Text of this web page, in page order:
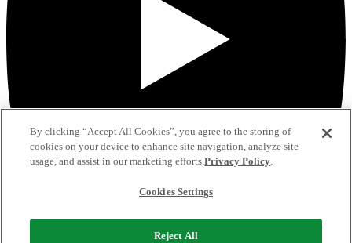
By clicking “Accept All Cookies”, you agree to the storing of
cookies on your device to enhance site navigation, analyze site
usage, and assist in our marketing efforts.Privacy Policy.
Cookies Settings
Reject All